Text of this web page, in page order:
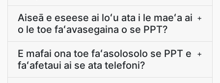
Aiseā e eseese ai loʻu ata i le maeʻa ai
o le toe faʻavasegaina o se PPT?
+
E mafai ona toe faʻasolosolo se PPT e
faʻafetaui ai se ata telefoni?
+